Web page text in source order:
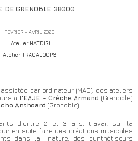
DE GRENOBLE 38000
FEVRIER - AVRIL 2023
Atelier NATDIGI
Atelier TRAGALOOPS
par ordinateur (MAO), des ateliers
a l'EAJE - Crèche Armand (Grenoble)
Anthoard (Grenoble)
d'entre 2 et 3 ans, travail sur la
en suite faire des créations musicales
dans la nature, des synthétiseurs